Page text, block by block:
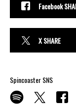
Facebook
X SHARE
Spincoaster SNS